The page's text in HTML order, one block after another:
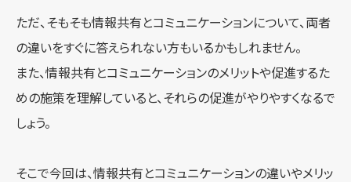
ただ、そもそも情報共有とコミュニケーションについて、両者
の違いをすぐに答えられない方もいるかもしれません。
また、情報共有とコミュニケーションのメリットや促進するた
めの施策を理解していると、それらの促進がやりやすくなるで
しょう。
そこで今回は、情報共有とコミュニケーションの違いやメリッ